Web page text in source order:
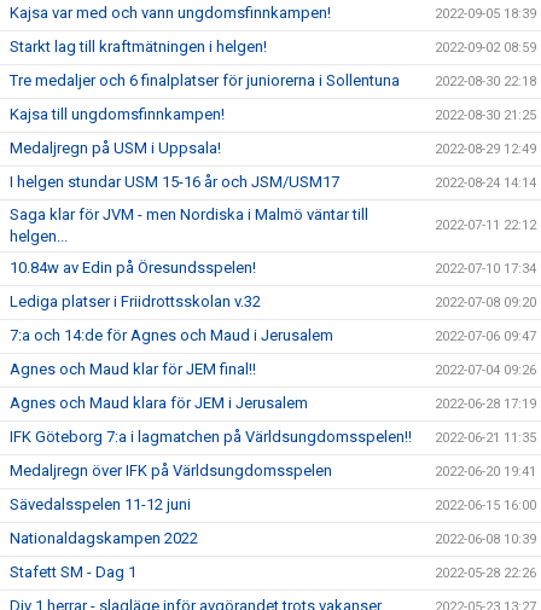
Kajsa var med och vann ungdomsfinnkampen! 2022-09-05 18:39
Starkt lag till kraftmätningen i helgen! 2022-09-02 08:59
Tre medaljer och 6 finalplatser för juniorerna i Sollentuna 2022-08-30 22:18
Kajsa till ungdomsfinnkampen! 2022-08-30 21:25
Medaljregn på USM i Uppsala! 2022-08-29 12:49
I helgen stundar USM 15-16 år och JSM/USM17 2022-08-24 14:14
Saga klar för JVM - men Nordiska i Malmö väntar till
helgen...
2022-07-11 22:12
10.84w av Edin på Öresundsspelen! 2022-07-10 17:34
Lediga platser i Friidrottsskolan v.32 2022-07-08 09:20
7:a och 14:de för Agnes och Maud i Jerusalem 2022-07-06 09:47
Agnes och Maud klar för JEM final!! 2022-07-04 09:26
Agnes och Maud klara för JEM i Jerusalem 2022-06-28 17:19
IFK Göteborg 7:a i lagmatchen på Världsungdomsspelen!! 2022-06-21 11:35
Medaljregn över IFK på Världsungdomsspelen 2022-06-20 19:41
Sävedalsspelen 11-12 juni 2022-06-15 16:00
Nationaldagskampen 2022 2022-06-08 10:39
Stafett SM - Dag 1 2022-05-28 22:26
Div 1 herrar - slagläge inför avgörandet trots vakanser...